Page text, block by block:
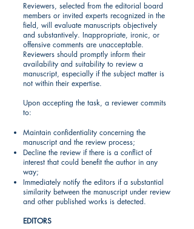
Reviewers, selected from the editorial board
members or invited experts recognized in the
field, will evaluate manuscripts objectively
and substantively. Inappropriate, ironic, or
offensive comments are unacceptable.
Reviewers should promptly inform their
availability and suitability to review a
manuscript, especially if the subject matter is
not within their expertise.
Upon accepting the task, a reviewer commits
to:
Maintain confidentiality concerning the
manuscript and the review process;
Decline the review if there is a conflict of
interest that could benefit the author in any
way;
Immediately notify the editors if a substantial
similarity between the manuscript under review
and other published works is detected.
EDITORS